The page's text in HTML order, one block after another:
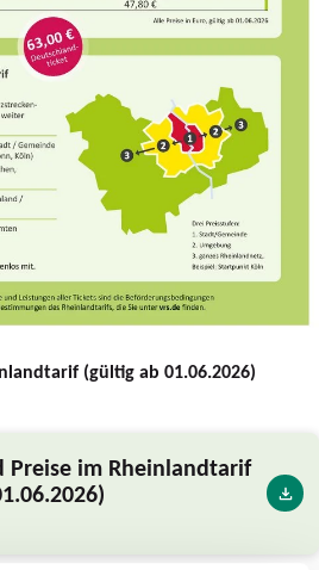
(gültig ab 01.06.2026)
Preise im Rheinlandtarif